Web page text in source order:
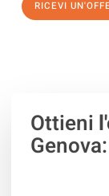
RICEVI
Ottieni
Genova: